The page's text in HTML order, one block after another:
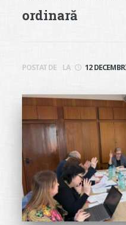
ordinară
POSTAT DE LA 12